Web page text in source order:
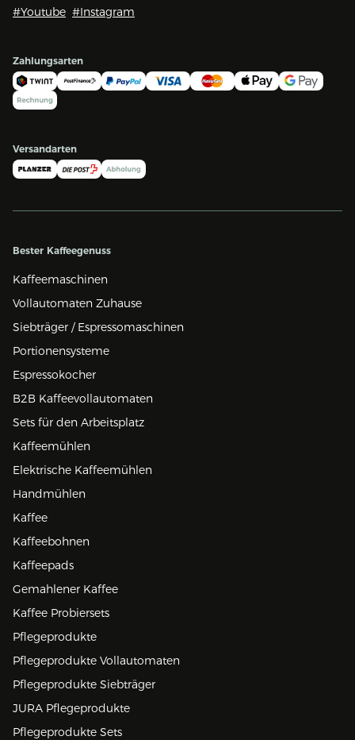
#Youtube #Instagram
Zahlungsarten
Versandarten
Bester Kaffeegenuss
Kaffeemaschinen
Vollautomaten Zuhause
Siebträger / Espressomaschinen
Portionensysteme
Espressokocher
B2B Kaffeevollautomaten
Sets für den Arbeitsplatz
Kaffeemühlen
Elektrische Kaffeemühlen
Handmühlen
Kaffee
Kaffeebohnen
Kaffeepads
Gemahlener Kaffee
Kaffee Probiersets
Pflegeprodukte
Pflegeprodukte Vollautomaten
Pflegeprodukte Siebträger
JURA Pflegeprodukte
Pflegeprodukte Sets